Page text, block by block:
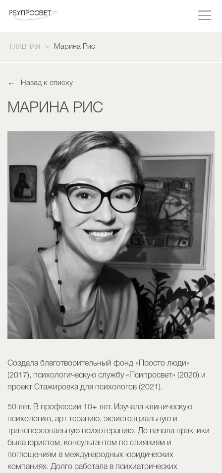
ГЛАВНАЯ Марина Рис
Назад к списку
МАРИНА РИС
Создала благотворительный фонд «Просто люди»
(2017), психологическую службу «Псипросвет» (2020) и
проект Стажировка для психологов (2021).
50 лет. В профессии 10+ лет. Изучала клиническую
психологию, арт-терапию, экзистенциальную и
трансперсональную психотерапию. До начала практики
была юристом, консультантом по слияниям и
поглощениям в международных юридических
компаниях. Долго работала в психиатрических